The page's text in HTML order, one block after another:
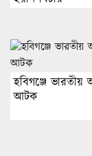
হবিগঞ্জে ভারতীয়
আটক